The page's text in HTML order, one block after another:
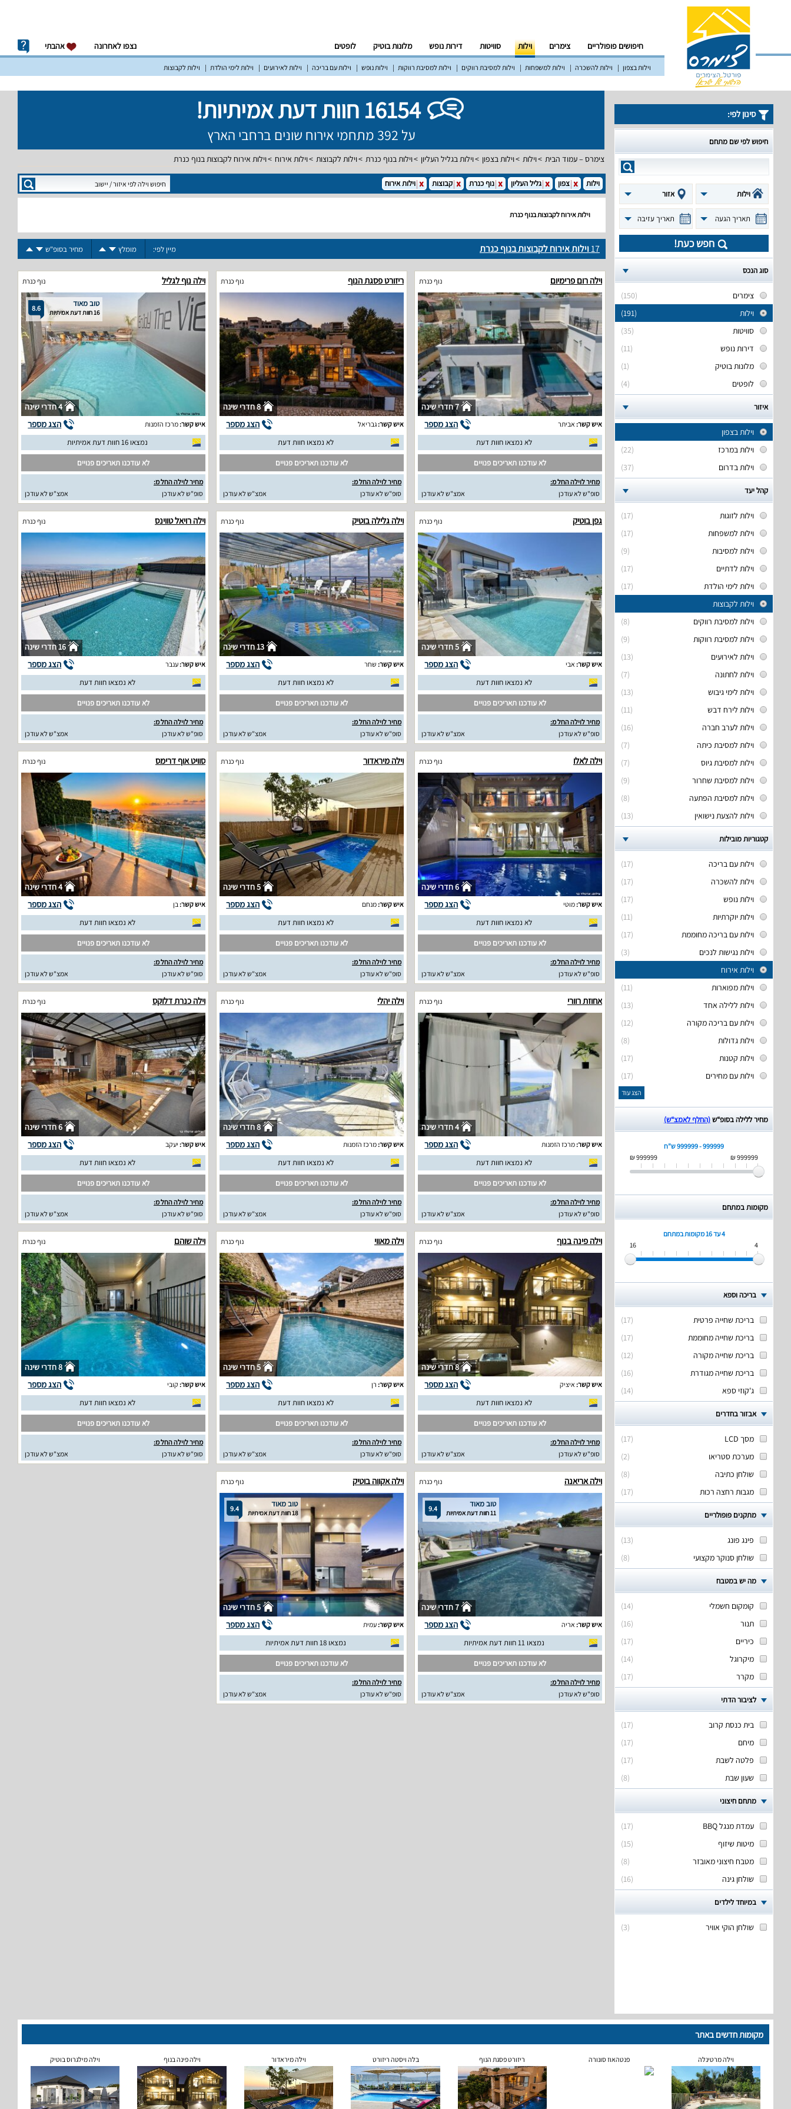
חיפושים פופולריים צימרים וילות סוויטות דירות נופש מלונות בוטיק לופטים נצפו לאחרונה אהבתי
וילות בצפון וילות להשכרה וילות למשפחות וילות למסיבת רווקים וילות למסיבת רווקות וילות נופש וילות עם בריכה וילות לאירועים וילות לימי הולדת וילות לקבוצות
16154 חוות דעת אמיתיות!
על 392 מתחמי אירוח שונים ברחבי הארץ
צימרס – עמוד הבית וילות וילות בצפון וילות בגליל העליון וילות בנוף כנרת וילות לקבוצות וילות אירוח וילות אירוח לקבוצות בנוף כנרת
סינון לפי:
חיפוש לפי שם מתחם
וילות אזור
תאריך הגעה תאריך עזיבה
חפש כעת!
סוג הנכס
(150)
צימרים
(191)
וילות
(35)
סוויטות
(11)
דירות נופש
(1)
מלונות בוטיק
(4)
לופטים
איזור
וילות בצפון
(22)
וילות במרכז
(37)
וילות בדרום
קהל יעד
(17)
וילות לזוגות
(17)
וילות למשפחות
(9)
וילות למסיבות
(17)
וילות לדתיים
(17)
וילות לימי הולדת
וילות לקבוצות
(8)
וילות למסיבת רווקים
(9)
וילות למסיבת רווקות
(13)
וילות לאירועים
(7)
וילות לחתונה
(13)
וילות לימי גיבוש
(11)
וילות לירח דבש
(16)
וילות לערב חברה
(7)
וילות למסיבת כיתה
(7)
וילות למסיבת גיוס
(9)
וילות למסיבת שחרור
(8)
וילות למסיבת הפתעה
(13)
וילות להצעת נישואין
קטגוריות מובילות
(17)
וילות עם בריכה
(17)
וילות להשכרה
(17)
וילות נופש
(11)
וילות יוקרתיות
(17)
וילות עם בריכה מחוממת
(3)
וילות נגישות לנכים
וילות אירוח
(11)
וילות מפוארות
(13)
וילות ללילה אחד
(12)
וילות עם בריכה מקורה
(8)
וילות גדולות
(17)
וילות קטנות
(17)
וילות עם מחירים
הצג עוד
מחיר ללילה בסופ“ש(החלף לאמצ“ש)
999999 - 999999 ש"ח
999999 ₪
999999 ₪
מקומות במתחם
4 עד 16
מקומות במתחם
4
16
בריכה וספא
(
17
)
בריכת שחייה פרטית
(
17
)
בריכת שחייה מחוממת
(
12
)
בריכת שחייה מקורה
(
16
)
בריכת שחייה מגודרת
(
14
) ג'קוזי ספא
אבזור בחדרים
(
17
)
מסך LCD
(
2
)
מערכת סטריאו
(
8
)
שולחן כתיבה
(
17
) מגבות רחצה רכות
מתקנים פופולריים
(
13
)
פינג פונג
(
8
) שולחן סנוקר מקצועי
מה יש במטבח
(
14
)
קומקום חשמלי
(
16
)
תנור
(
17
)
כיריים
(
14
)
מיקרוגל
(
17
) מקרר
לציבור הדתי
(
17
)
בית כנסת קרוב
(
17
)
מיחם
(
17
)
פלטה לשבת
(
8
) שעון שבת
מתחם חיצוני
(
17
)
עמדת מנגל BBQ
(
15
)
מיטות שיזוף
(
8
)
מטבח חיצוני מאובזר
(
16
) שולחן גינה
במיוחד לילדים
(
3
) שולחן הוקי אוויר
וילות צפון גליל העליון נוף כנרת קבוצות וילות אירוח
וילות אירוח לקבוצות בנוף כנרת
17וילות אירוח לקבוצות בנוף כנרת מיין לפי: מומלץ מחיר בסופ"ש
וילה רום פרימיום נוף כנרת
7 חדרי שינה
איש קשר: אביתר הצג מספר
לא נמצאו חוות דעת
לא עודכנו תאריכים פנויים
מחיר לוילה החל מ:
סופ"ש לא עודכן
אמצ"ש לא עודכן
ריזורט פסגת הנוף נוף כנרת
8 חדרי שינה
איש קשר:גבריאל הצג מספר
לא נמצאו חוות דעת
לא עודכנו תאריכים פנויים
מחיר לוילה החל מ:
סופ"ש לא עודכן
אמצ"ש לא עודכן
וילה נוף לגליל נוף כנרת
8.6 טוב מאוד
16 חוות דעת אמיתיות
4 חדרי שינה
איש קשר:מרכז הזמנות הצג מספר
נמצאו 16 חוות דעת אמיתיות
לא עודכנו תאריכים פנויים
מחיר לוילה החל מ:
סופ"ש לא עודכן
אמצ"ש לא עודכן
גפן בוטיק נוף כנרת
5 חדרי שינה
איש קשר: אבי הצג מספר
לא נמצאו חוות דעת
לא עודכנו תאריכים פנויים
מחיר לוילה החל מ:
סופ"ש לא עודכן
אמצ"ש לא עודכן
וילה גלילה בוטיק נוף כנרת
13 חדרי שינה
איש קשר: שחר הצג מספר
לא נמצאו חוות דעת
לא עודכנו תאריכים פנויים
מחיר לוילה החל מ:
סופ"ש לא עודכן
אמצ"ש לא עודכן
וילה רויאל טווינס נוף כנרת
16 חדרי שינה
איש קשר:ענבר הצג מספר
לא נמצאו חוות דעת
לא עודכנו תאריכים פנויים
מחיר לוילה החל מ:
סופ"ש לא עודכן
אמצ"ש לא עודכן
וילה לאלו נוף כנרת
6 חדרי שינה
איש קשר:מוטי הצג מספר
לא נמצאו חוות דעת
לא עודכנו תאריכים פנויים
מחיר לוילה החל מ:
סופ"ש לא עודכן
אמצ"ש לא עודכן
וילה מיראדור נוף כנרת
5 חדרי שינה
איש קשר:מנחם הצג מספר
לא נמצאו חוות דעת
לא עודכנו תאריכים פנויים
מחיר לוילה החל מ:
סופ"ש לא עודכן
אמצ"ש לא עודכן
סוויט אוף דרימס נוף כנרת
4 חדרי שינה
איש קשר:בן הצג מספר
לא נמצאו חוות דעת
לא עודכנו תאריכים פנויים
מחיר לוילה החל מ:
סופ"ש לא עודכן
אמצ"ש לא עודכן
אחוזת רוורי נוף כנרת
4 חדרי שינה
איש קשר:מרכז הזמנות הצג מספר
לא נמצאו חוות דעת
לא עודכנו תאריכים פנויים
מחיר לוילה החל מ:
סופ"ש לא עודכן
אמצ"ש לא עודכן
וילה יהלי נוף כנרת
8 חדרי שינה
איש קשר:מרכז הזמנות הצג מספר
לא נמצאו חוות דעת
לא עודכנו תאריכים פנויים
מחיר לוילה החל מ:
סופ"ש לא עודכן
אמצ"ש לא עודכן
וילה כנרת דלוקס נוף כנרת
6 חדרי שינה
איש קשר: יעקב הצג מספר
לא נמצאו חוות דעת
לא עודכנו תאריכים פנויים
מחיר לוילה החל מ:
סופ"ש לא עודכן
אמצ"ש לא עודכן
וילה פינה בנוף נוף כנרת
8 חדרי שינה
איש קשר: איציק הצג מספר
לא נמצאו חוות דעת
לא עודכנו תאריכים פנויים
מחיר לוילה החל מ:
סופ"ש לא עודכן
אמצ"ש לא עודכן
וילה מאווי נוף כנרת
5 חדרי שינה
איש קשר: רן הצג מספר
לא נמצאו חוות דעת
לא עודכנו תאריכים פנויים
מחיר לוילה החל מ:
סופ"ש לא עודכן
אמצ"ש לא עודכן
וילה שוהם נוף כנרת
8 חדרי שינה
איש קשר: קובי הצג מספר
לא נמצאו חוות דעת
לא עודכנו תאריכים פנויים
מחיר לוילה החל מ:
סופ"ש לא עודכן
אמצ"ש לא עודכן
וילה אריאנה נוף כנרת
9.4 טוב מאוד
11 חוות דעת אמיתיות
7 חדרי שינה
איש קשר: אריה הצג מספר
נמצאו 11 חוות דעת אמיתיות
לא עודכנו תאריכים פנויים
מחיר לוילה החל מ:
סופ"ש לא עודכן
אמצ"ש לא עודכן
וילה אקווה בוטיק נוף כנרת
9.4 טוב מאוד
18 חוות דעת אמיתיות
5 חדרי שינה
איש קשר:עמית הצג מספר
נמצאו 18 חוות דעת אמיתיות
לא עודכנו תאריכים פנויים
מחיר לוילה החל מ:
סופ"ש לא עודכן
אמצ"ש לא עודכן
מקומות חדשים באתר
וילה מרטינלה פנטהאוז סונורה ריזורט פסגת הנוף בלה ויסטה ריזורט וילה מיראדור וילה פינה בנוף וילה מילגרוס בוטיק